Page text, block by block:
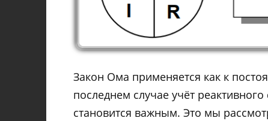
Закон Ома применяется как к
последнем случае учёт
становится важным. Это мы